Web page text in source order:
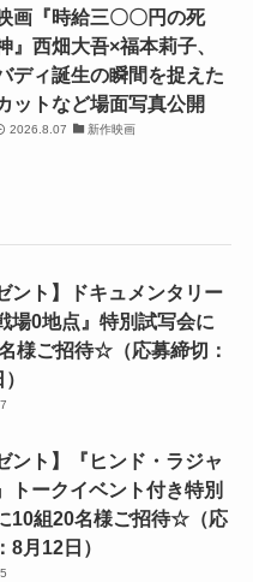
画『時給三〇〇円の死
』西畑大吾×福本莉子、
ディ誕生の瞬間を捉えた
ットなど場面写真公開
2026.8.07 新作映画
ント】ドキュメンタリー
場0地点』特別試写会に
様ご招待☆（応募締切：
ント】『ヒンド・ラジャ
トークイベント付き特別
10組20名様ご招待☆（応
8月12日）